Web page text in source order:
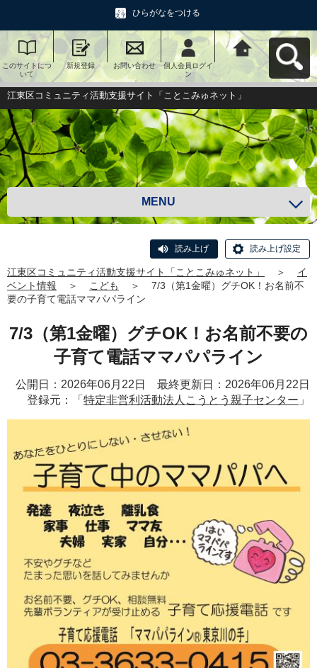
ひらがなをつける
このサイトにつ
いて
新規登録 お問い合わせ
個人会員ログイ
ン
江東区コミュニ
ティ活動支援サ
イト「ことこみ
ゅネット」へ戻
る
江東区コミュニティ活動支援サイト「ことこみゅネット」
MENU
読み上げ 読み上げ設定
江東区コミュニティ活動支援サイト「ことこみゅネット」 ＞
イ
ベント情報
＞ こども ＞
7/3（第1金曜）グチOK！お名前不
要の子育て電話ママパパライン
7/3（第1金曜）グチOK！お名前不要の
子育て電話ママパパライン
公開日：2026年06月22日 最終更新日：2026年06月22日
登録元：「 特定非営利活動法人こうとう親子センター 」